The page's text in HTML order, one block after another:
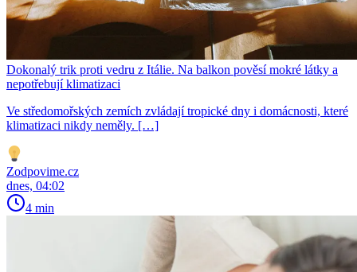
Dokonalý trik proti vedru z Itálie. Na balkon pověsí mokré látky a
nepotřebují klimatizaci
Ve středomořských zemích zvládají tropické dny i domácnosti, které
klimatizaci nikdy neměly. […]
Zodpovime.cz
dnes, 04:02
4 min